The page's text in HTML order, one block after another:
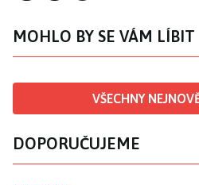
MOHLO BY SE VÁM LÍBIT
VŠECHNY
DOPORUČUJEME